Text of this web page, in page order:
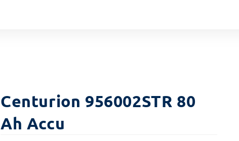
Centurion 956002STR 80
Ah Accu